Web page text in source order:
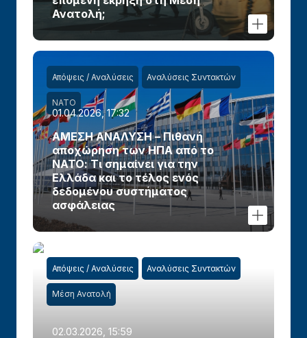
Ανατολή;
Απόψεις / Αναλύσεις Αναλύσεις Συντακτών
ΝΑΤΟ
01.04.2026, 17:32
ΑΜΕΣΗ ΑΝΑΛΥΣΗ – Πιθανή
αποχώρηση των ΗΠΑ από το
ΝΑΤΟ: Τι σημαίνει για την
Ελλάδα και το τέλος ενός
δεδομένου συστήματος
ασφάλειας
Απόψεις / Αναλύσεις Αναλύσεις Συντακτών
Μέση Ανατολή
02.03.2026, 15:59